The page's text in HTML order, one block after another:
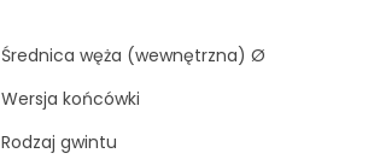
Średnica węża (wewnętrzna) Ø
Wersja końcówki
Rodzaj gwintu